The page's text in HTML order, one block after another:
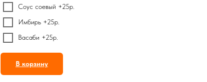
Соус соевый +25р.
Имбирь +25р.
Васаби +25р.
В корзину